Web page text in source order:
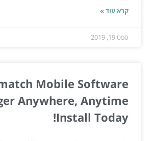
קרא עוד »
ספט 19, 2019
Mobile Software
Anywhere, Anytime
Install Today!